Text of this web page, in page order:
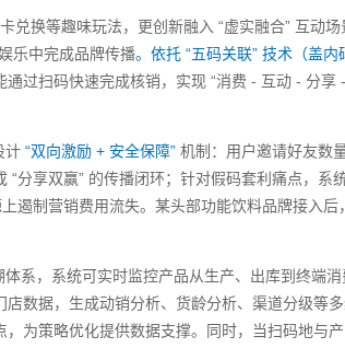
兑换等趣味玩法，更创新融入 “虚实融合” 互动
乐中完成品牌传播。依托 “五码关联” 技术（盖内
过扫码快速完成核销，实现 “消费 - 互动 - 分享
计 “双向激励 + 安全保障” 机制：用户邀请好友数
分享双赢” 的传播闭环；针对假码套利痛点，系
遏制营销费用流失。某头部功能饮料品牌接入后
系，系统可实时监控产品从生产、出库到终端
数据，生成动销分析、货龄分析、渠道分级等
为策略优化提供数据支撑。同时，当扫码地与